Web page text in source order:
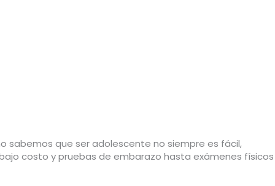
sabemos que ser adolescente no siempre es fácil,
costo y pruebas de embarazo hasta exámenes físicos